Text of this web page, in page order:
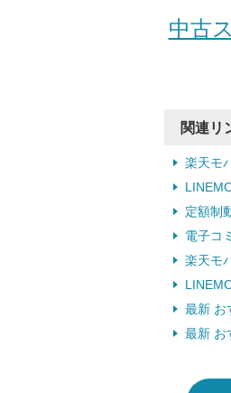
中古
関連リ
楽天モ
定額制
電子コ
楽天モ
最新 お
最新 お